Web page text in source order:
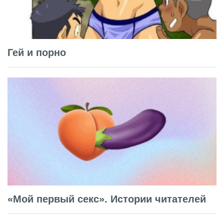
Гей и порно
«Мой первый секс». Истории читателей